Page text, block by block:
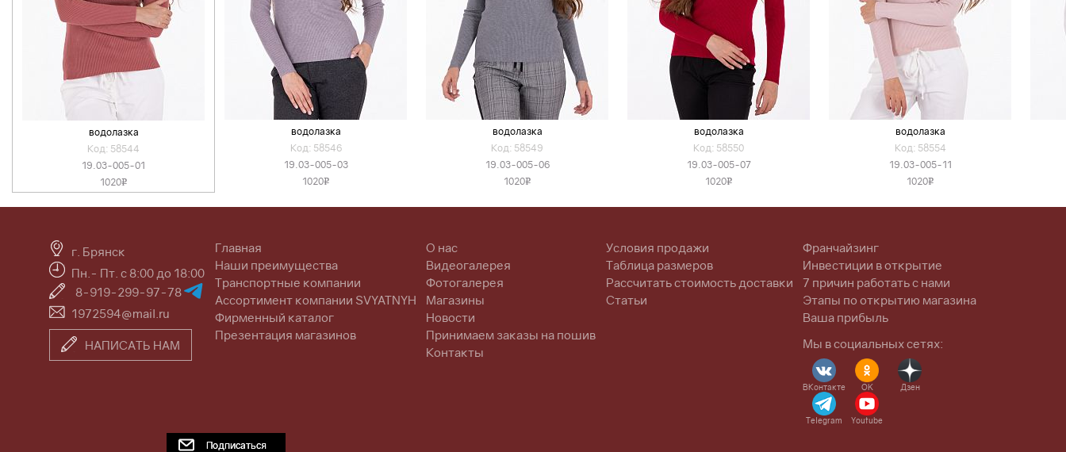
водолазка
Код: 58544
19.03-005-01
1020v
водолазка
Код: 58546
19.03-005-03
1020v
водолазка
Код: 58549
19.03-005-06
1020v
водолазка
Код: 58550
19.03-005-07
1020v
водолазка
Код: 58554
19.03-005-11
1020v
г. Брянск
Пн.- Пт. с 8:00 до 18:00
8-919-299-97-78
1972594@mail.ru
НАПИСАТЬ НАМ
Главная
Наши преимущества
Транспортные компании
Ассортимент компании SVYATNYH
Фирменный каталог
Презентация магазинов
О нас
Видеогалерея
Фотогалерея
Магазины
Новости
Принимаем заказы на пошив
Контакты
Условия продажи
Таблица размеров
Рассчитать стоимость доставки
Статьи
Франчайзинг
Инвестиции в открытие
7 причин работать с нами
Этапы по открытию магазина
Ваша прибыль
Мы в социальных сетях:
ВКонтакте OK Дзен
Telegram Youtube